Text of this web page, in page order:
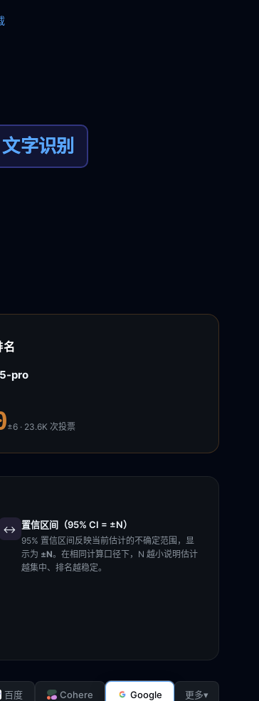
文字识别
名
pro
±6 · 23.6K次投票
↔️ 置信区间（95% CI = ±N）
95% 置信区间反映当前估计的不确定范围，显
示为 ±N。在相同计算口径下，N 越小说明估计
越集中、排名越稳定。
百度 Cohere Google 更多▾